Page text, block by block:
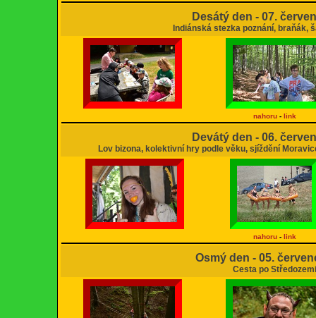
Desátý den - 07.
Indiánská stezka poznání, braňák,
nahoru - link
Devátý den - 06.
Lov bizona, kolektivní hry podle věku, sjíždění
nahoru - link
Osmý den - 05.
Cesta po Středozemi